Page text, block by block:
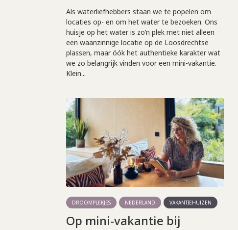
Als waterliefhebbers staan we te popelen om
locaties op- en om het water te bezoeken. Ons
huisje op het water is zo’n plek met niet alleen
een waanzinnige locatie op de Loosdrechtse
plassen, maar óók het authentieke karakter wat
we zo belangrijk vinden voor een mini-vakantie.
Klein...
DROOMPLEKJES NEDERLAND VAKANTIEHUIZEN
Op mini-vakantie bij